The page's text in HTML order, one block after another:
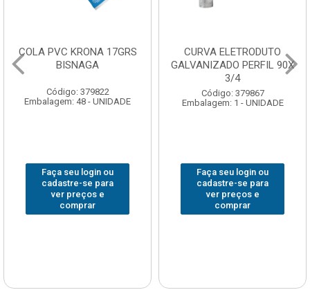
COLA PVC KRONA 17GRS
BISNAGA
Código: 379822
Embalagem: 48 - UNIDADE
Faça seu login ou
cadastre-se para
ver preços e
comprar
CURVA ELETRODUTO
GALVANIZADO PERFIL 90X
3/4
Código: 379867
Embalagem: 1 - UNIDADE
Faça seu login ou
cadastre-se para
ver preços e
comprar